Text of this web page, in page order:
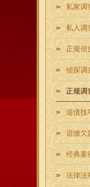
私家调
私人调
正规侦
侦探调
正规调
追债技
追缴欠
经典案
法律法